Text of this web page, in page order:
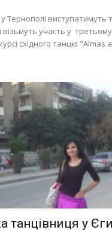
Тернополі виступатимуть
участь у третьому
східного танцю "Almas
танцівниця у